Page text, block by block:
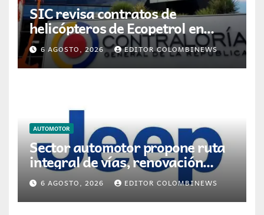
SIC revisa contratos de
helicópteros de Ecopetrol en
posible multa millonaria
6 AGOSTO, 2026 EDITOR COLOMBINEWS
AUTOMOTOR
Sector automotor propone ruta
integral de vías, renovación
vehicular y transición energética
para movilidad en Colombia
6 AGOSTO, 2026 EDITOR COLOMBINEWS